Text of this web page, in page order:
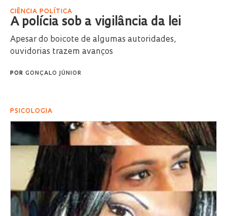
CIÊNCIA POLÍTICA
A polícia sob a vigilância da lei
Apesar do boicote de algumas autoridades,
ouvidorias trazem avanços
POR GONÇALO JÚNIOR
PSICOLOGIA